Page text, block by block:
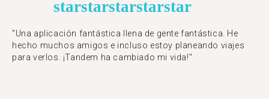
starstarstarstarstar
"Una aplicación fantástica llena de gente fantástica. He
hecho muchos amigos e incluso estoy planeando viajes
para verlos. ¡Tandem ha cambiado mi vida!"